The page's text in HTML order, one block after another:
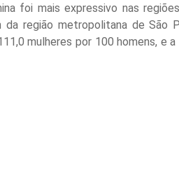
foi mais expressivo nas
da região metropolitana de
mulheres por 100 homens, e